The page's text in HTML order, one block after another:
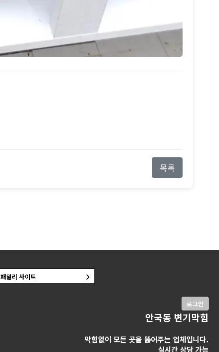
목록
로그인
안국동 변기막힘
막힘없이 모든 곳을 뚫어주는 업체입니다.
실시간 상담 가능
패밀리 사이트